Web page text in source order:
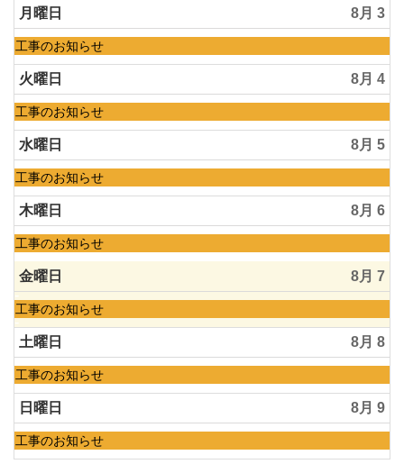
月曜日 8月 3
水
曜
日,
7
月
2026
工事のお知らせ
火曜日 8月 4
水
曜
日,
7
月
2026
工事のお知らせ
水曜日 8月 5
水
曜
日,
7
月
2026
工事のお知らせ
木曜日 8月 6
水
曜
日,
7
月
1st
2026
工事のお知らせ
金曜日 8月 7
水
曜
日,
7
月
2026
工事のお知らせ
土曜日 8月 8
水
曜
日,
7
月
工事のお知らせ
日曜日 8月 9
水
曜
工事のお知らせ